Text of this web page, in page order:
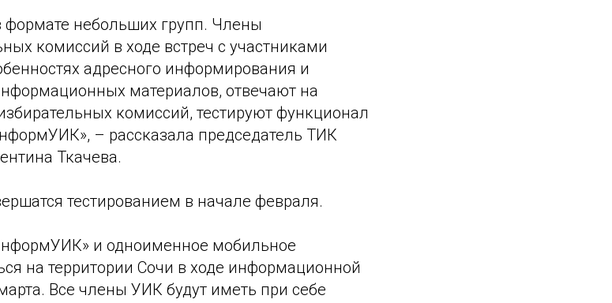
формате небольших групп. Члены
комиссий в ходе встреч с участниками
адресного информирования и
материалов, отвечают на
комиссий, тестируют функционал
– рассказала председатель ТИК
Ткачева.
тестированием в начале февраля.
и одноименное мобильное
на территории Сочи в ходе информационной
Все члены УИК будут иметь при себе